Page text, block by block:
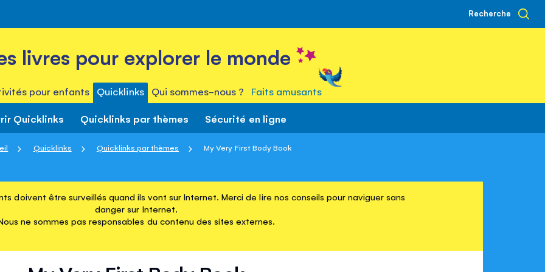
Recherche
livres pour explorer le monde
pour enfants Quicklinks Qui sommes-nous ? Faits amusants
Quicklinks Quicklinks par thèmes Sécurité en ligne
Quicklinks Quicklinks par thèmes My Very First Body Book
doivent être surveillés quand ils vont sur Internet. Merci de lire nos conseils pour naviguer sans
danger sur Internet.
ne sommes pas responsables du contenu des sites externes.